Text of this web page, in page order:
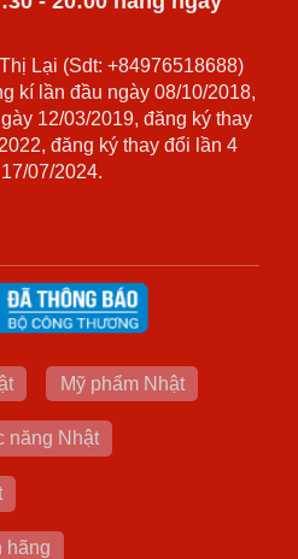
Lại (Sdt: +84976518688)
kí lần đầu ngày 08/10/2018,
12/03/2019, đăng ký thay
đăng ký thay đổi lần 4
07/2024.
Mỹ phẩm Nhật
năng Nhật
hãng